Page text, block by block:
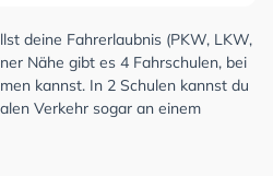
deine Fahrerlaubnis (PKW, LKW,
Nähe gibt es 4 Fahrschulen, bei
kannst. In 2 Schulen kannst du
Verkehr sogar an einem